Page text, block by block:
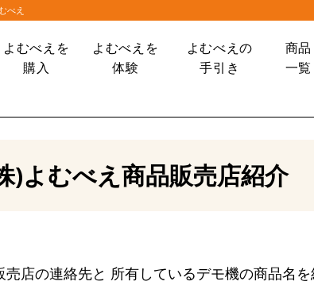
べえ
よむべえを
購入
よむべえを
体験
よむべえの
手引き
商品
一覧
)よむべえ商品販売店紹介
店の連絡先と 所有しているデモ機の商品名